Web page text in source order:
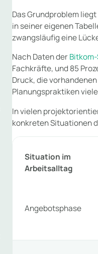
Das Grundproblem
in seiner eigenen
zwangsläufig eine
Nach Daten der
Fachkräfte, und 85
Druck, die
Planungspraktiken
In vielen
konkreten Situationen
Situation im
Arbeitsalltag
Angebotsphase